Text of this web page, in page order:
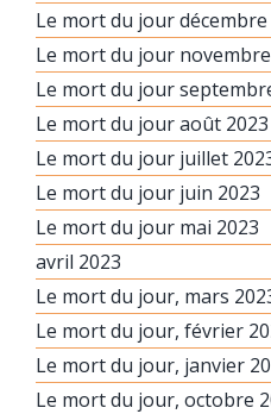
Le mort du jour décembre
Le mort du jour novembre
Le mort du jour
Le mort du jour août 2023
Le mort du jour juillet
Le mort du jour juin 2023
Le mort du jour mai 2023
avril 2023
Le mort du jour, mars
Le mort du jour, février
Le mort du jour, janvier
Le mort du jour, octobre